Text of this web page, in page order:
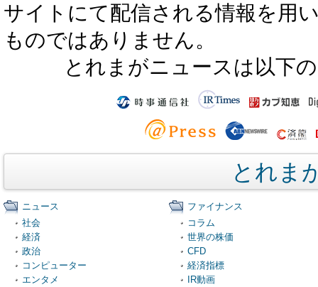
サイトにて配信される情報を用
ものではありません。
とれまがニュースは以下
とれま
ニュース
社会
経済
政治
コンピューター
エンタメ
ファイナンス
コラム
世界の株価
CFD
経済指標
IR動画